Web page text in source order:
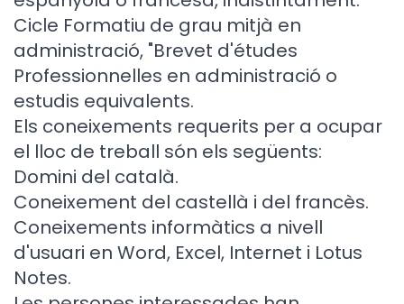
Cicle Formatiu de grau mitjà en
administració, "Brevet d'études
Professionnelles en administració o
estudis equivalents.
Els coneixements requerits per a ocupar
el lloc de treball són els següents:
Domini del català.
Coneixement del castellà i del francès.
Coneixements informàtics a nivell
d'usuari en Word, Excel, Internet i Lotus
Notes.